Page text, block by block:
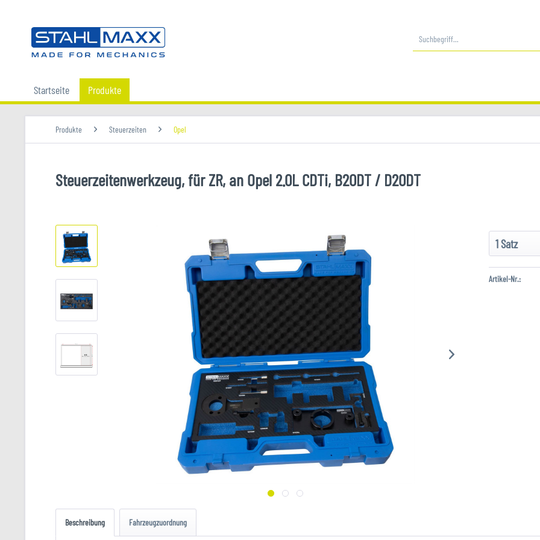
Startseite Produkte
Produkte Steuerzeiten Opel
Steuerzeitenwerkzeug, für ZR, an Opel 2.0L CDTi, B20DT / D20DT
Artikel-Nr.:
Beschreibung Fahrzeugzuordnung